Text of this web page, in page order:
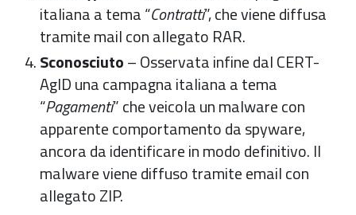
italiana a tema “Contratti”, che viene diffusa
tramite mail con allegato RAR.
Sconosciuto– Osservata infine dal CERT-
AgID una campagna italiana a tema
“Pagamenti” che veicola un malware con
apparente comportamento da spyware,
ancora da identificare in modo definitivo. Il
malware viene diffuso tramite email con
allegato ZIP.